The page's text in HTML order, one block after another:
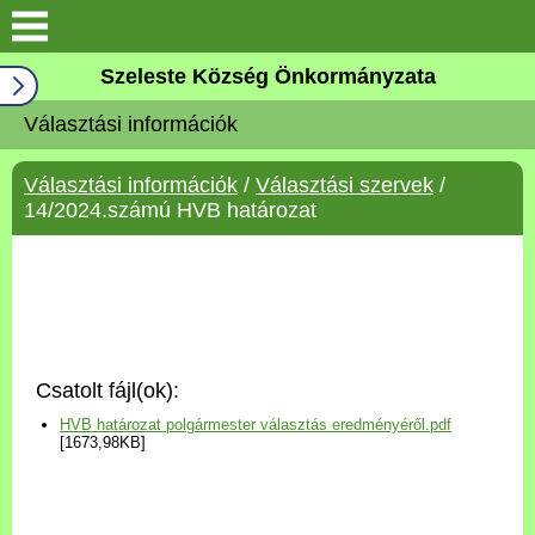
Keresés
Köszöntő
Falutörténet
Pályázatok
Szeleste Község Önkormányzata
Választási információk
Választási információk / Választási szervek /
14/2024.számú HVB határozat
Csatolt fájl(ok):
HVB határozat polgármester választás eredményéről.pdf
[1673,98KB]